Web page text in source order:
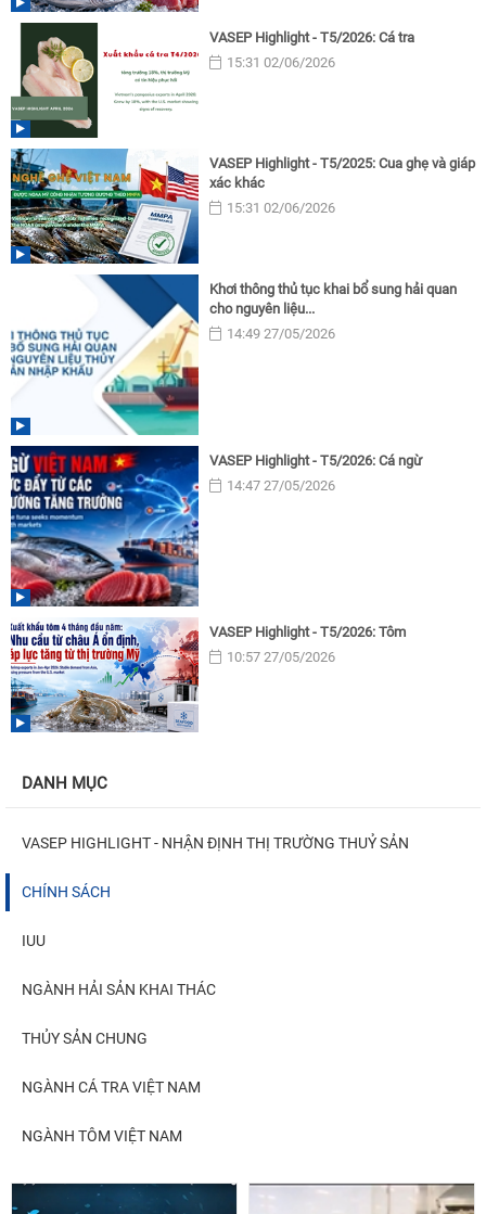
VASEP Highlight - T5/2026: Cá tra
15:31 02/06/2026
VASEP Highlight - T5/2025: Cua ghẹ và giáp
xác khác
15:31 02/06/2026
Khơi thông thủ tục khai bổ sung hải quan
cho nguyên liệu...
14:49 27/05/2026
VASEP Highlight - T5/2026: Cá ngừ
14:47 27/05/2026
VASEP Highlight - T5/2026: Tôm
10:57 27/05/2026
DANH MỤC
VASEP HIGHLIGHT - NHẬN ĐỊNH THỊ TRƯỜNG THUỶ SẢN
CHÍNH SÁCH
IUU
NGÀNH HẢI SẢN KHAI THÁC
THỦY SẢN CHUNG
NGÀNH CÁ TRA VIỆT NAM
NGÀNH TÔM VIỆT NAM